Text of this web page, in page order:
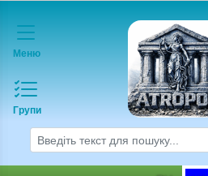
Меню
Групи